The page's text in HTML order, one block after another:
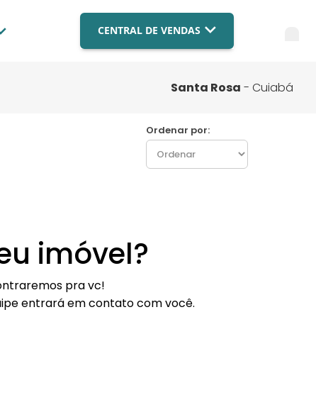
CENTRAL DE VENDAS
(061) 9879-4559
(065) 3003-9182
Blog
Compre com a BR
FAQ
Santa Rosa - Cuiabá
Ordenar por:
imóvel?
pra vc!
entrará em contato com você.